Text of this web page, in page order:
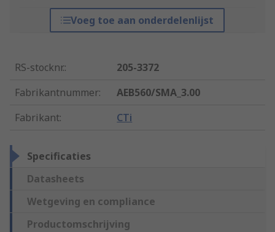
Voeg toe aan onderdelenlijst
RS-stocknr.:
205-3372
Fabrikantnummer:
AEB560/SMA_3.00
Fabrikant: CTi
Specificaties
Datasheets
Wetgeving en compliance
Productomschrijving